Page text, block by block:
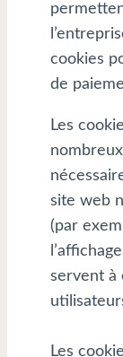
cookies
de
Les
site web
(par
servent à
Les